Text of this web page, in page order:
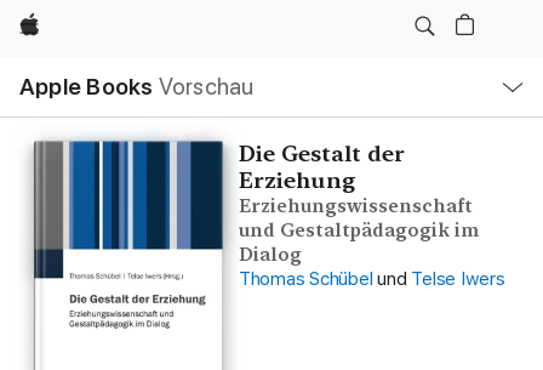
Apple
Apple Books Vorschau
Navigation
Menü
öffnen
Die Gestalt der
Erziehung
Erziehungswissenschaft
und Gestaltpädagogik im
Dialog
Thomas Schübel und Telse Iwers